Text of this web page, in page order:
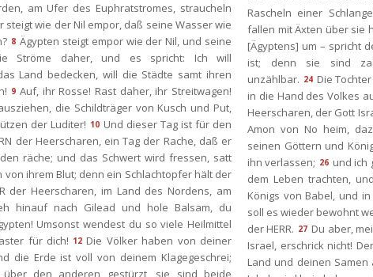
am Ufer des Euphratstromes, straucheln
steigt wie der Nil empor, daß seine Wasser wie
8 Ägypten steigt empor wie der Nil, und seine
Ströme daher, und es spricht: Ich will
Land bedecken, will die Städte samt ihren
9 Auf, ihr Rosse! Rast daher, ihr Streitwagen!
die Schildträger von Kusch und Put,
der Luditer! 10 Und dieser Tag ist für den
der Heerscharen, ein Tag der Rache, daß er
räche; und das Schwert wird fressen, satt
ihrem Blut; denn ein Schlachtopfer hält der
der Heerscharen, im Land des Nordens, am
hinauf nach Gilead und hole Balsam, du
Umsonst wendest du so viele Heilmittel
für dich! 12 Die Völker haben von deiner
die Erde ist voll von deinem Klagegeschrei;
den anderen gestürzt, sie sind beide
Rascheln einer
fallen mit Äxten über sie
[Ägyptens] um – spricht
ist; denn sie sind
unzählbar. 24 Die
in die Hand des Volkes
Heerscharen, der Gott
Amon von No heim,
einen Göttern und
ihn verlassen; 26 und ich
dem Leben trachten,
Königs von Babel, und
oll es wieder bewohnt
der HERR. 27 Du aber,
Israel, erschrick nicht!
Land und deinen